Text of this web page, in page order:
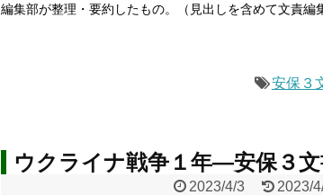
編集部が整理・要約したもの。（見出しを含めて文責編
安保３
ウクライナ戦争１年―安保３
2023/4/3 2023/